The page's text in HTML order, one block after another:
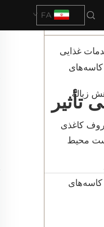
FA
غذایی
زباله
کاغذی
محیط
کاسه‌های